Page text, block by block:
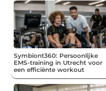
Symbiont360: Persoonlijke
EMS-training in Utrecht voor
een efficiënte workout